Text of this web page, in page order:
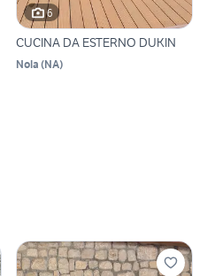
6
CUCINA DA ESTERNO DUKIN
Nola (NA)